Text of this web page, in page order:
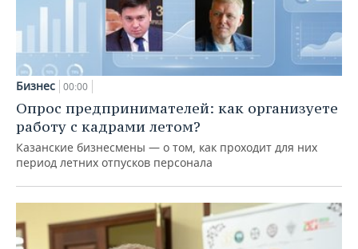
Бизнес 00:00
Опрос предпринимателей: как организуете
работу с кадрами летом?
Казанские бизнесмены — о том, как проходит для них
период летних отпусков персонала